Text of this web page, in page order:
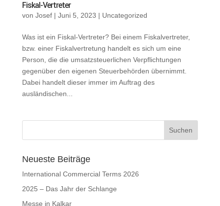
Fiskal-Vertreter
von Josef| Juni 5, 2023 | Uncategorized
Was ist ein Fiskal-Vertreter? Bei einem Fiskalvertreter,
bzw. einer Fiskalvertretung handelt es sich um eine
Person, die die umsatzsteuerlichen Verpflichtungen
gegenüber den eigenen Steuerbehörden übernimmt.
Dabei handelt dieser immer im Auftrag des
ausländischen...
Neueste Beiträge
International Commercial Terms 2026
2025 – Das Jahr der Schlange
Messe in Kalkar